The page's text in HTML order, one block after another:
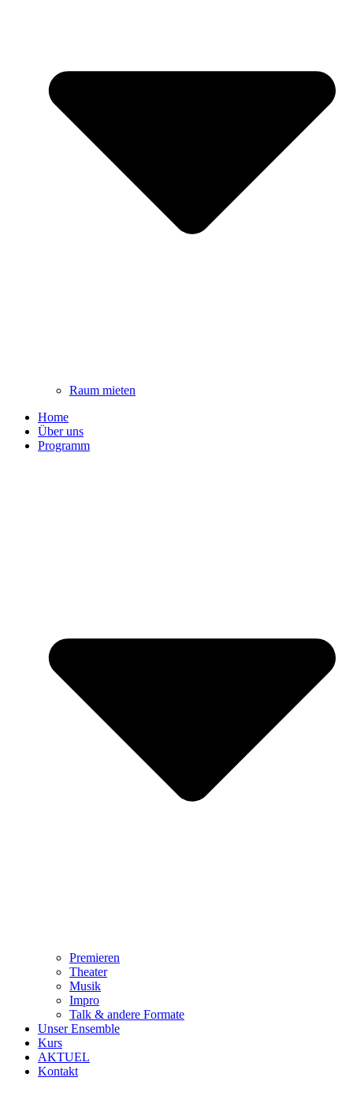
Raum mieten
Home
Über uns
Programm
Premieren
Theater
Musik
Impro
Talk & andere Formate
Unser Ensemble
Kurs
AKTUEL
Kontakt